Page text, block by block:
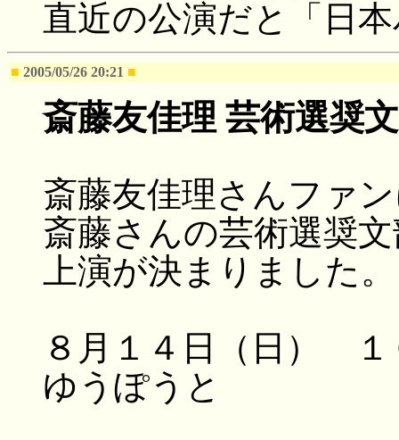
直近の公演だと「日
■ 2005/05/26 20:21 ■
斎藤友佳理 芸術選奨
斎藤友佳理さんファ
斎藤さんの芸術選奨
上演が決まりました。
８月１４日（日） １
ゆうぽうと